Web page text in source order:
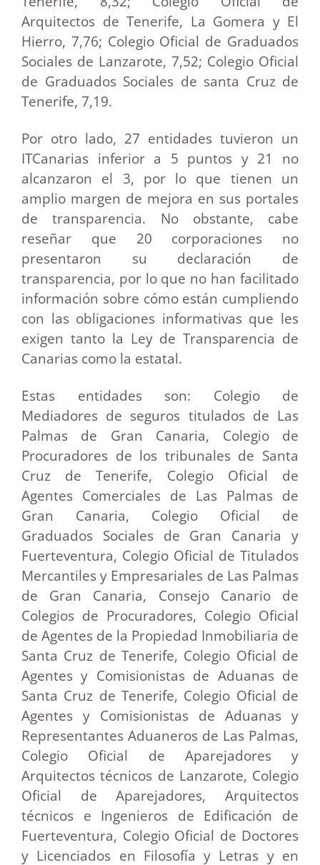
Arquitectos de Tenerife, La Gomera y El
Hierro, 7,76; Colegio Oficial de Graduados
Sociales de Lanzarote, 7,52; Colegio Oficial
de Graduados Sociales de santa Cruz de
Tenerife, 7,19.
Por otro lado, 27 entidades tuvieron un
ITCanarias inferior a 5 puntos y 21 no
alcanzaron el 3, por lo que tienen un
amplio margen de mejora en sus portales
de transparencia. No obstante, cabe
reseñar que 20 corporaciones no
presentaron su declaración de
transparencia, por lo que no han facilitado
información sobre cómo están cumpliendo
con las obligaciones informativas que les
exigen tanto la Ley de Transparencia de
Canarias como la estatal.
Estas entidades son: Colegio de
Mediadores de seguros titulados de Las
Palmas de Gran Canaria, Colegio de
Procuradores de los tribunales de Santa
Cruz de Tenerife, Colegio Oficial de
Agentes Comerciales de Las Palmas de
Gran Canaria, Colegio Oficial de
Graduados Sociales de Gran Canaria y
Fuerteventura, Colegio Oficial de Titulados
Mercantiles y Empresariales de Las Palmas
de Gran Canaria, Consejo Canario de
Colegios de Procuradores, Colegio Oficial
de Agentes de la Propiedad Inmobiliaria de
Santa Cruz de Tenerife, Colegio Oficial de
Agentes y Comisionistas de Aduanas de
Santa Cruz de Tenerife, Colegio Oficial de
Agentes y Comisionistas de Aduanas y
Representantes Aduaneros de Las Palmas,
Colegio Oficial de Aparejadores y
Arquitectos técnicos de Lanzarote, Colegio
Oficial de Aparejadores, Arquitectos
técnicos e Ingenieros de Edificación de
Fuerteventura, Colegio Oficial de Doctores
y Licenciados en Filosofía y Letras y en